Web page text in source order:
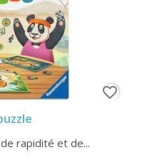
rapidité et de...
favorite_border